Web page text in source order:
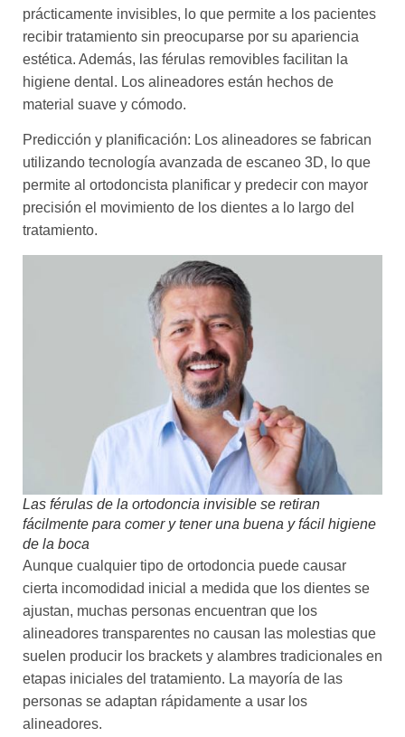
prácticamente invisibles, lo que permite a los pacientes
recibir tratamiento sin preocuparse por su apariencia
estética. Además, las férulas removibles facilitan la
higiene dental. Los alineadores están hechos de
material suave y cómodo.
Predicción y planificación: Los alineadores se fabrican
utilizando tecnología avanzada de escaneo 3D, lo que
permite al ortodoncista planificar y predecir con mayor
precisión el movimiento de los dientes a lo largo del
tratamiento.
Las férulas de la ortodoncia invisible se retiran
fácilmente para comer y tener una buena y fácil higiene
de la boca
Aunque cualquier tipo de ortodoncia puede causar
cierta incomodidad inicial a medida que los dientes se
ajustan, muchas personas encuentran que los
alineadores transparentes no causan las molestias que
suelen producir los brackets y alambres tradicionales en
etapas iniciales del tratamiento. La mayoría de las
personas se adaptan rápidamente a usar los
alineadores.